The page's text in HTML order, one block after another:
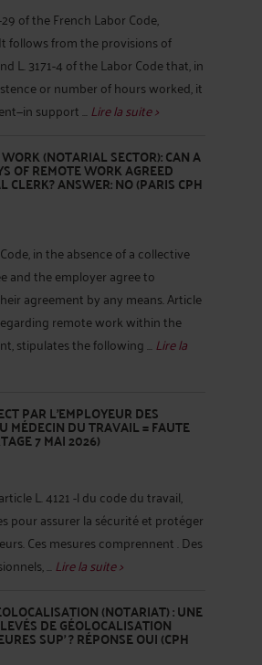
of the French Labor Code,
follows from the provisions of
L. 3171-4 of the Labor Code that, in
or number of hours worked, it
support ...Lire la suite >
(NOTARIAL SECTOR): CAN A
OF REMOTE WORK AGREED
ANSWER: NO (PARIS CPH
in the absence of a collective
and the employer agree to
agreement by any means. Article
remote work within the
stipulates the following ...Lire la
PAR L'EMPLOYEUR DES
MÉDECIN DU TRAVAIL = FAUTE
7 MAI 2026)
L. 4121 -l du code du travail,
pour assurer la sécurité et protéger
Ces mesures comprennent . Des
...Lire la suite >
(NOTARIAT) : UNE
DE GÉOLOCALISATION
SUP’ ? RÉPONSE OUI (CPH